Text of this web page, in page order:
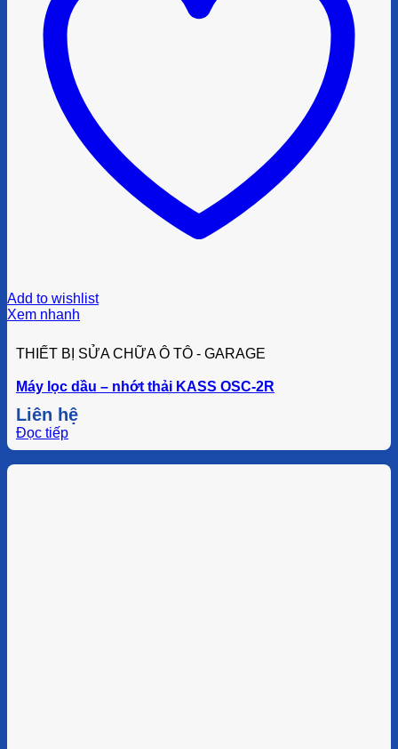
Add to wishlist
Xem nhanh
THIẾT BỊ SỬA CHỮA Ô TÔ - GARAGE
Máy lọc dầu – nhớt thải KASS OSC-2R
Liên hệ
Đọc tiếp